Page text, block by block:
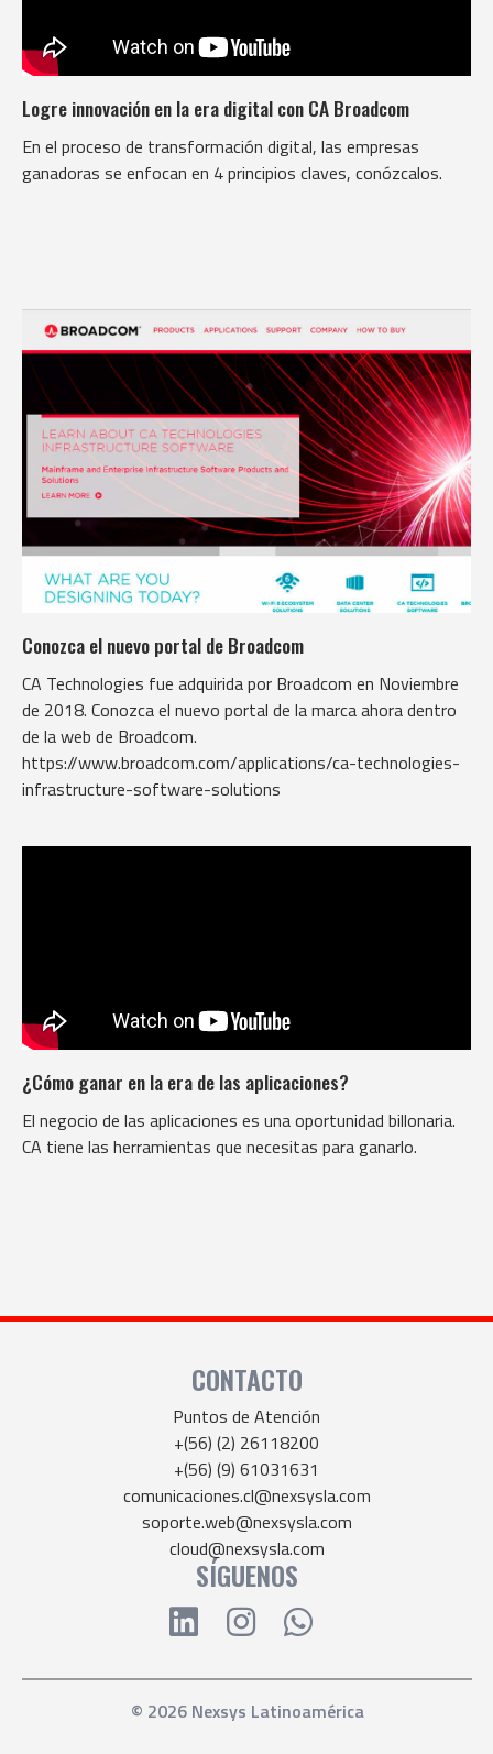
Logre innovación en la era digital con CA Broadcom
En el proceso de transformación digital, las empresas
ganadoras se enfocan en 4 principios claves, conózcalos.
Conozca el nuevo portal de Broadcom
CA Technologies fue adquirida por Broadcom en Noviembre
de 2018. Conozca el nuevo portal de la marca ahora dentro
de la web de Broadcom.
https://www.broadcom.com/applications/ca-technologies-
infrastructure-software-solutions
¿Cómo ganar en la era de las aplicaciones?
El negocio de las aplicaciones es una oportunidad billonaria.
CA tiene las herramientas que necesitas para ganarlo.
CONTACTO
Puntos de Atención
+(56) (2) 26118200
+(56) (9) 61031631
comunicaciones.cl@nexsysla.com
soporte.web@nexsysla.com
cloud@nexsysla.com
SÍGUENOS
© 2026 Nexsys Latinoamérica